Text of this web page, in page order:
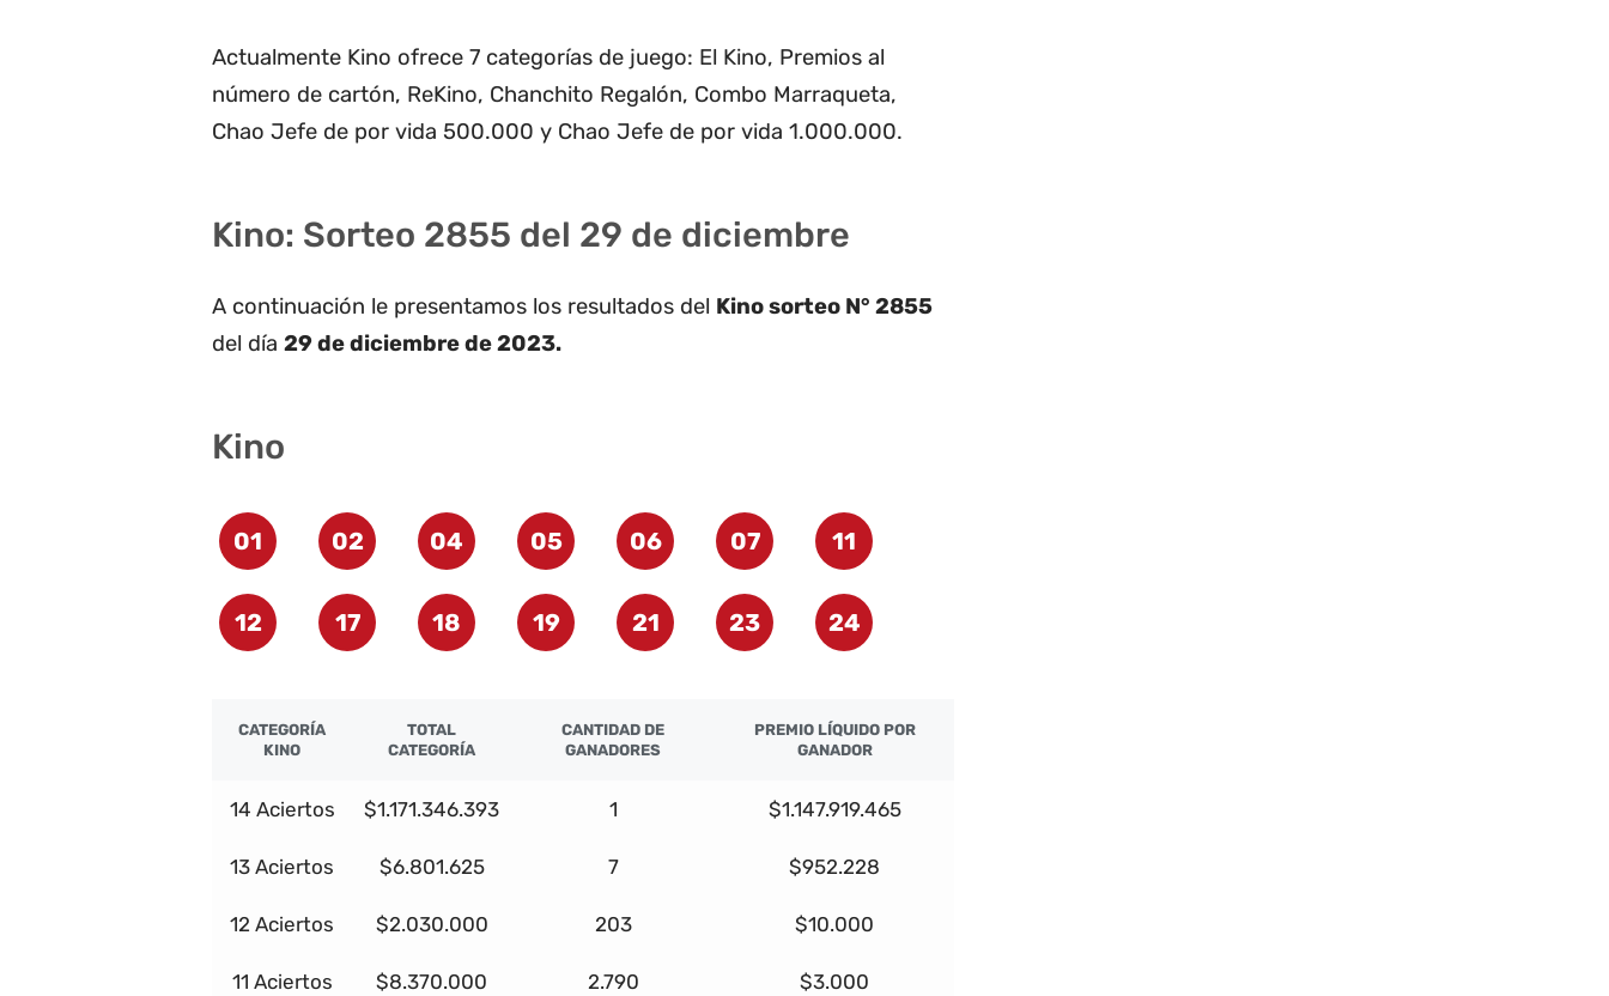
Actualmente Kino ofrece 7 categorías de juego: El Kino, Premios al
número de cartón, ReKino, Chanchito Regalón, Combo Marraqueta,
Chao Jefe de por vida 500.000 y Chao Jefe de por vida 1.000.000.
Kino: Sorteo 2855 del 29 de diciembre
A continuación le presentamos los resultados del Kino sorteo N° 2855
del día 29 de diciembre de 2023.
Kino
01 02 04 05 06 07 11
12 17 18 19 21 23 24
CATEGORÍA
KINO
TOTAL
CATEGORÍA
CANTIDAD DE
GANADORES
PREMIO LÍQUIDO POR
GANADOR
14 Aciertos $1.171.346.393 1 $1.147.919.465
13 Aciertos $6.801.625 7 $952.228
12 Aciertos $2.030.000 203 $10.000
11 Aciertos $8.370.000 2.790 $3.000